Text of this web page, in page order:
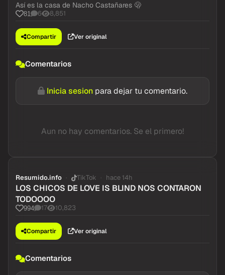
Así es la casa de Nacho Castañares 🫢
81 6 8,851
Compartir Ver original
Comentarios
Inicia sesion para dejar tu comentario.
Aun no hay comentarios. Se el primero!
Resumido.info TikTok hace 14h
LOS CHICOS DE LOVE IS BLIND NOS CONTARON
TODOOOO
994 17 10,823
Compartir Ver original
Comentarios